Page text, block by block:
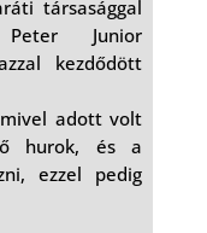
társasággal
Junior
kezdődött
adott volt
hurok, és a
ezzel pedig